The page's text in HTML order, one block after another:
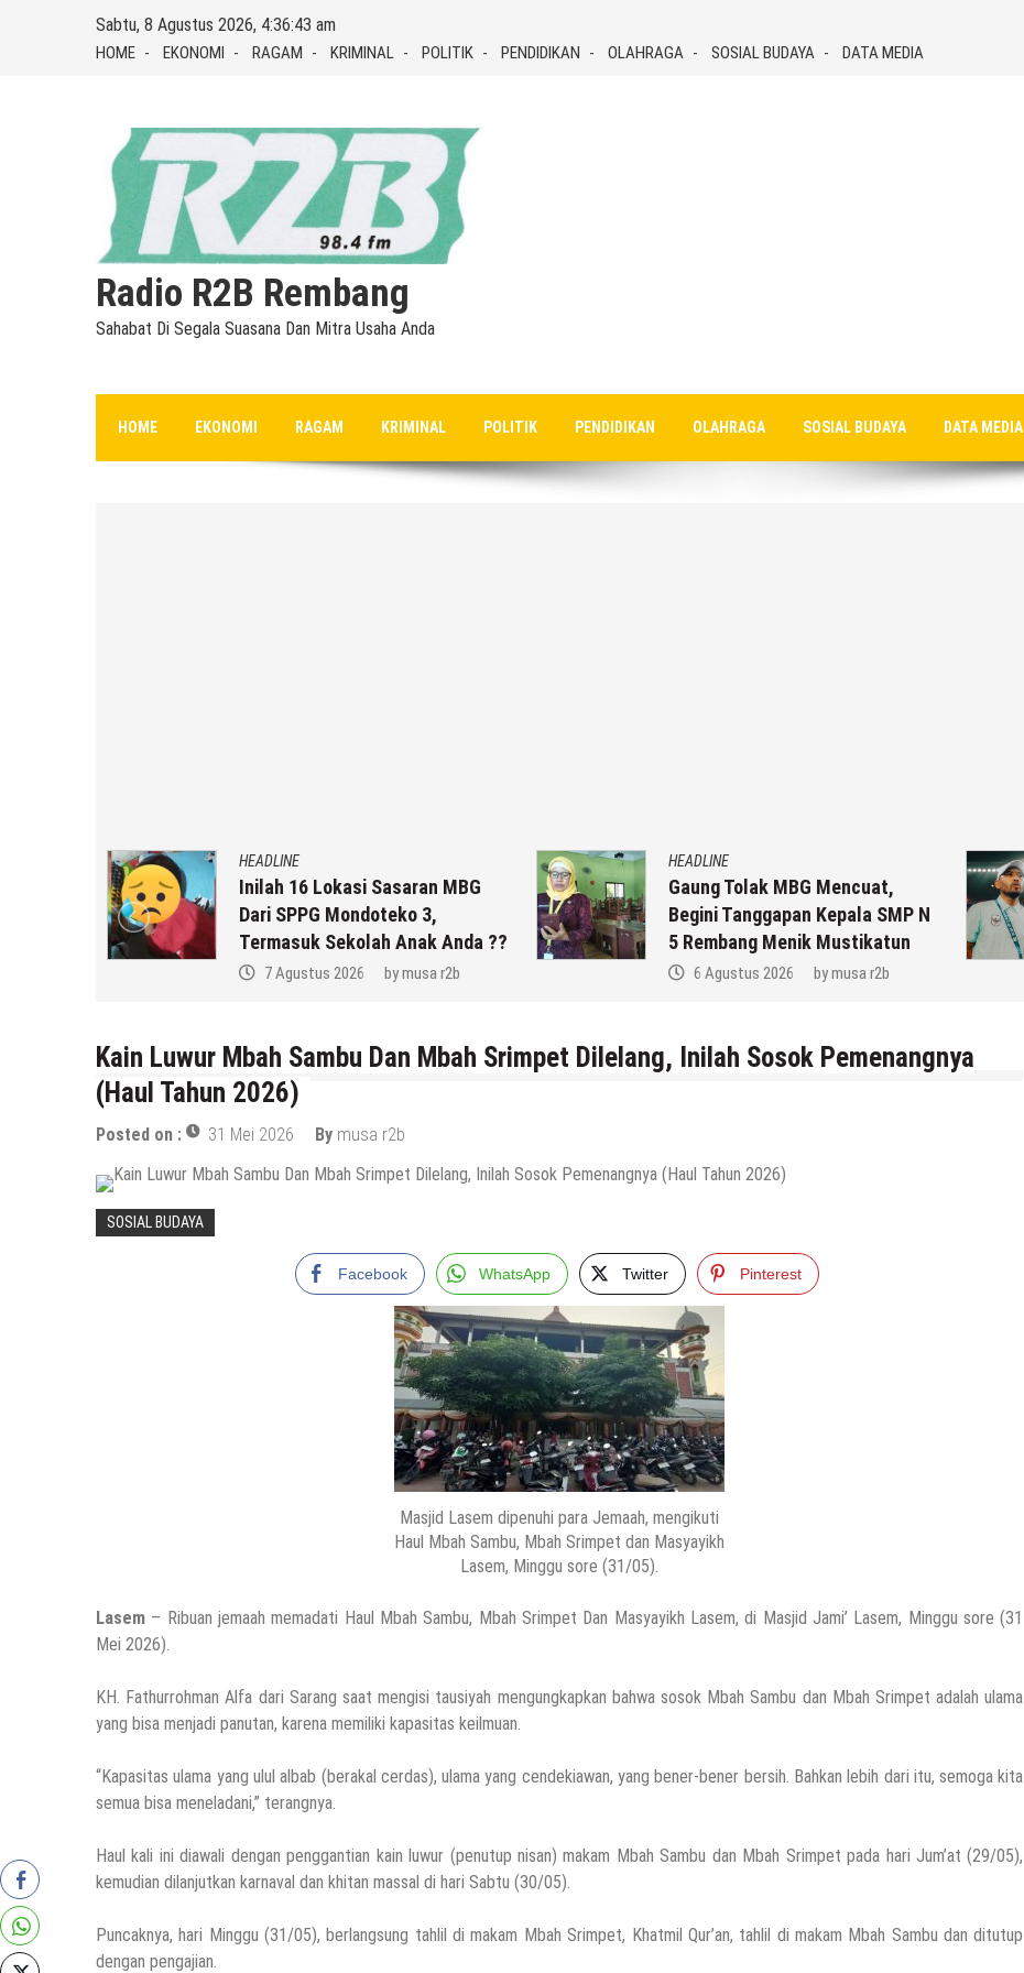
Sabtu, 8 Agustus 2026, 4:36:44 am
HOME EKONOMI RAGAM KRIMINAL POLITIK PENDIDIKAN OLAHRAGA SOSIAL BUDAYA DATA MEDIA
Radio R2B Rembang
Sahabat Di Segala Suasana Dan Mitra Usaha Anda
HOME EKONOMI RAGAM KRIMINAL POLITIK PENDIDIKAN OLAHRAGA SOSIAL BUDAYA DATA MEDIA
HEADLINE
Inilah 16 Lokasi Sasaran MBG
Dari SPPG Mondoteko 3,
Termasuk Sekolah Anak Anda ??
7 Agustus 2026 bymusa r2b
HEADLINE
Gaung Tolak MBG Mencuat,
Begini Tanggapan Kepala SMP N
5 Rembang Menik Mustikatun
6 Agustus 2026 bymusa r2b
Kain Luwur Mbah Sambu Dan Mbah Srimpet Dilelang, Inilah Sosok Pemenangnya
(Haul Tahun 2026)
Posted on : 31 Mei 2026 By musa r2b
SOSIAL BUDAYA
Facebook WhatsApp Twitter Pinterest
Masjid Lasem dipenuhi para Jemaah, mengikuti
Haul Mbah Sambu, Mbah Srimpet dan Masyayikh
Lasem, Minggu sore (31/05).
Lasem – Ribuan jemaah memadati Haul Mbah Sambu, Mbah Srimpet Dan Masyayikh Lasem, di Masjid Jami’ Lasem, Minggu sore (31
Mei 2026).
KH. Fathurrohman Alfa dari Sarang saat mengisi tausiyah mengungkapkan bahwa sosok Mbah Sambu dan Mbah Srimpet adalah ulama
yang bisa menjadi panutan, karena memiliki kapasitas keilmuan.
“Kapasitas ulama yang ulul albab (berakal cerdas), ulama yang cendekiawan, yang bener-bener bersih. Bahkan lebih dari itu, semoga kita
semua bisa meneladani,” terangnya.
Haul kali ini diawali dengan penggantian kain luwur (penutup nisan) makam Mbah Sambu dan Mbah Srimpet pada hari Jum’at (29/05),
kemudian dilanjutkan karnaval dan khitan massal di hari Sabtu (30/05).
Puncaknya, hari Minggu (31/05), berlangsung tahlil di makam Mbah Srimpet, Khatmil Qur’an, tahlil di makam Mbah Sambu dan ditutup
dengan pengajian.